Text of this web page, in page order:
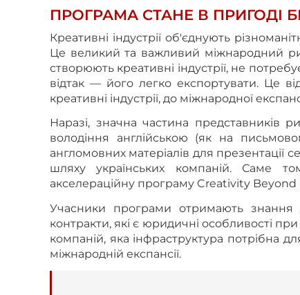
ПРОГРАМА СТАНЕ В ПРИГОДІ
Креативні індустрії об'єднують
Це великий та важливий міжнародний
створюють креативні індустрії, не
відтак — його легко експортувати. Це
креативні індустрії, до міжнародної
Наразі, значна частина представників
володіння англійською (як на
англомовних матеріалів для презентації
шляху українських компаній. Саме
акселераційну програму Creativity Beyond
Учасники програми отримають знання
контракти, які є юридичні особливості
компаній, яка інфраструктура потрібна
міжнародній експансії.